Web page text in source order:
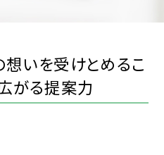
いを受けとめるこ
がる提案力